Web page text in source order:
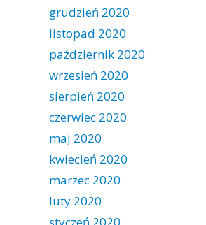
grudzień 2020
listopad 2020
październik 2020
wrzesień 2020
sierpień 2020
czerwiec 2020
maj 2020
kwiecień 2020
marzec 2020
luty 2020
styczeń 2020